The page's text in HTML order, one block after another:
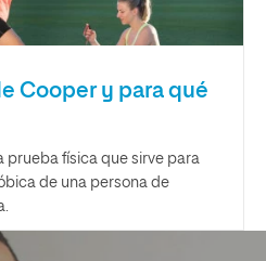
Cooper y para qué
prueba física que sirve para
de una persona de